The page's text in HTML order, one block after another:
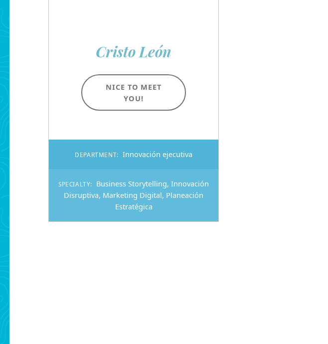
Cristo León
NICE TO MEET
YOU!
DEPARTMENT: Innovación ejecutiva
SPECIALTY: Business Storytelling,Innovación
Disruptiva, Marketing Digital, Planeación
Estratégica